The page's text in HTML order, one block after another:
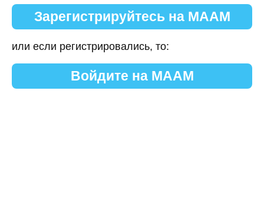
Зарегистрируйтесь на МААМ
или если регистрировались, то:
Войдите на МААМ